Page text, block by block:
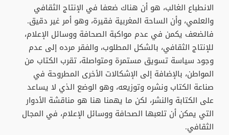
الانطباع الغالب، هو أن هناك ضعفا في الإنتاج الثقافي
والعلمي، وأن الساحة المغربية فقيرة، وهو أمر غير دقيق.
فالضعف يكمن في عدم مواكبة الصحافة ووسائل الإعلام،
للإنتاج الثقافي، بالشكل المطلوب، والفقر مرده إلى عدم
وجود سياسة تسويق مستمرة ومتواصلة، تقرب الكتاب من
المواطن، بالإضافة إلى الإشكالات الأخرى المطروحة في
صناعة الكتاب ونشره وتوزيعه، وهو الوضع الذي لا يساعد
على الكتابة والنشر، لكن ما يهمنا هنا هو مناقشة الأدوار
التي يمكن أن تلعبها الصحافة ووسائل الإعلام، في المجال
الثقافي.